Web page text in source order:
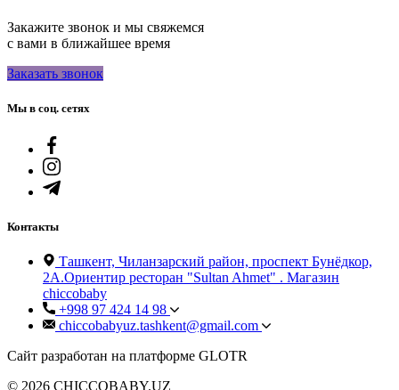
Закажите звонок и мы свяжемся
с вами в ближайшее время
Заказать звонок
Мы в соц. сетях
Контакты
Ташкент, Чиланзарский район, проспект Бунёдкор,
2А.Ориентир ресторан "Sultan Ahmet" . Магазин
chiccobaby
+998 97 424 14 98
chiccobabyuz.tashkent@gmail.com
Сайт разработан на платформе GLOTR
© 2026 CHICCOBABY.UZ